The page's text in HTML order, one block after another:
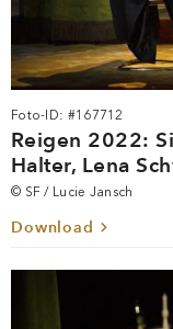
Foto-ID: #167712
Reigen 2022:
Halter, Lena
© SF / Lucie Jansch
Download